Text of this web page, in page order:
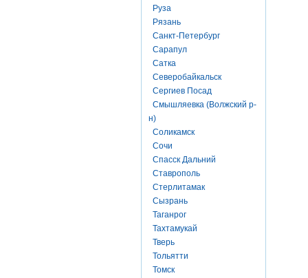
Руза
Рязань
Санкт-Петербург
Сарапул
Сатка
Северобайкальск
Сергиев Посад
Смышляевка (Волжский р-
н)
Соликамск
Сочи
Спасск Дальний
Ставрополь
Стерлитамак
Сызрань
Таганрог
Тахтамукай
Тверь
Тольятти
Томск